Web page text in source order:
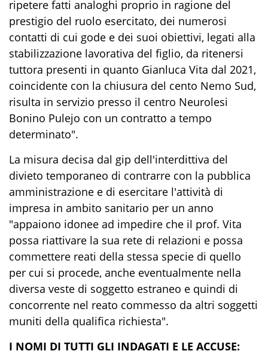
ripetere fatti analoghi proprio in ragione del
prestigio del ruolo esercitato, dei numerosi
contatti di cui gode e dei suoi obiettivi, legati alla
stabilizzazione lavorativa del figlio, da ritenersi
tuttora presenti in quanto Gianluca Vita dal 2021,
coincidente con la chiusura del cento Nemo Sud,
risulta in servizio presso il centro Neurolesi
Bonino Pulejo con un contratto a tempo
determinato".
La misura decisa dal gip dell'interdittiva del
divieto temporaneo di contrarre con la pubblica
amministrazione e di esercitare l'attività di
impresa in ambito sanitario per un anno
"appaiono idonee ad impedire che il prof. Vita
possa riattivare la sua rete di relazioni e possa
commettere reati della stessa specie di quello
per cui si procede, anche eventualmente nella
diversa veste di soggetto estraneo e quindi di
concorrente nel reato commesso da altri soggetti
muniti della qualifica richiesta".
I NOMI DI TUTTI GLI INDAGATI E LE ACCUSE: